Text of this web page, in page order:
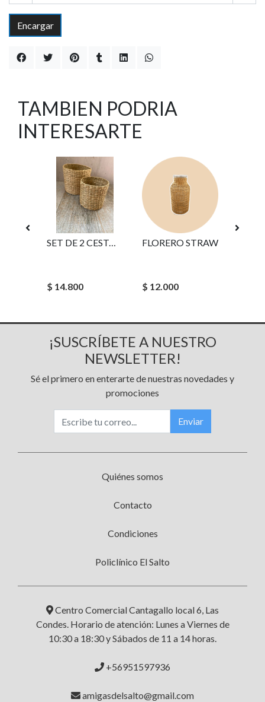
Encargar
TAMBIEN PODRIA
INTERESARTE
SET DE 2 CESTOS SEA GRASS REDONDO
$ 14.800
FLORERO STRAW
$ 12.000
¡SUSCRÍBETE A NUESTRO
NEWSLETTER!
Sé el primero en enterarte de nuestras novedades y
promociones
Enviar
Quiénes somos
Contacto
Condiciones
Policlínico El Salto
Centro Comercial Cantagallo local 6, Las
Condes. Horario de atención: Lunes a Viernes de
10:30 a 18:30 y Sábados de 11 a 14 horas.
+56951597936
amigasdelsalto@gmail.com